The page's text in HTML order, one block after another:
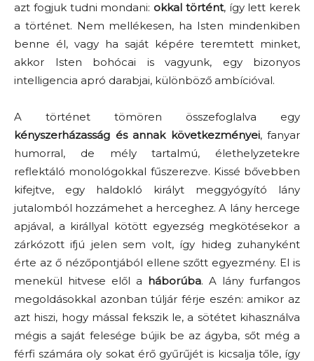
azt fogjuk tudni mondani: okkal történt, így lett kerek
a történet. Nem mellékesen, ha Isten mindenkiben
benne él, vagy ha saját képére teremtett minket,
akkor Isten bohócai is vagyunk, egy bizonyos
intelligencia apró darabjai, különböző ambícióval.
A történet tömören összefoglalva egy
kényszerházasság és annak következményei, fanyar
humorral, de mély tartalmú, élethelyzetekre
reflektáló monológokkal fűszerezve. Kissé bővebben
kifejtve, egy haldokló királyt meggyógyító lány
jutalomból hozzámehet a herceghez. A lány hercege
apjával, a királlyal kötött egyezség megkötésekor a
zárkózott ifjú jelen sem volt, így hideg zuhanyként
érte az ő nézőpontjából ellene szőtt egyezmény. El is
menekül hitvese elől a háborúba. A lány furfangos
megoldásokkal azonban túljár férje eszén: amikor az
azt hiszi, hogy mással fekszik le, a sötétet kihasználva
mégis a saját felesége bújik be az ágyba, sőt még a
férfi számára oly sokat érő gyűrűjét is kicsalja tőle, így